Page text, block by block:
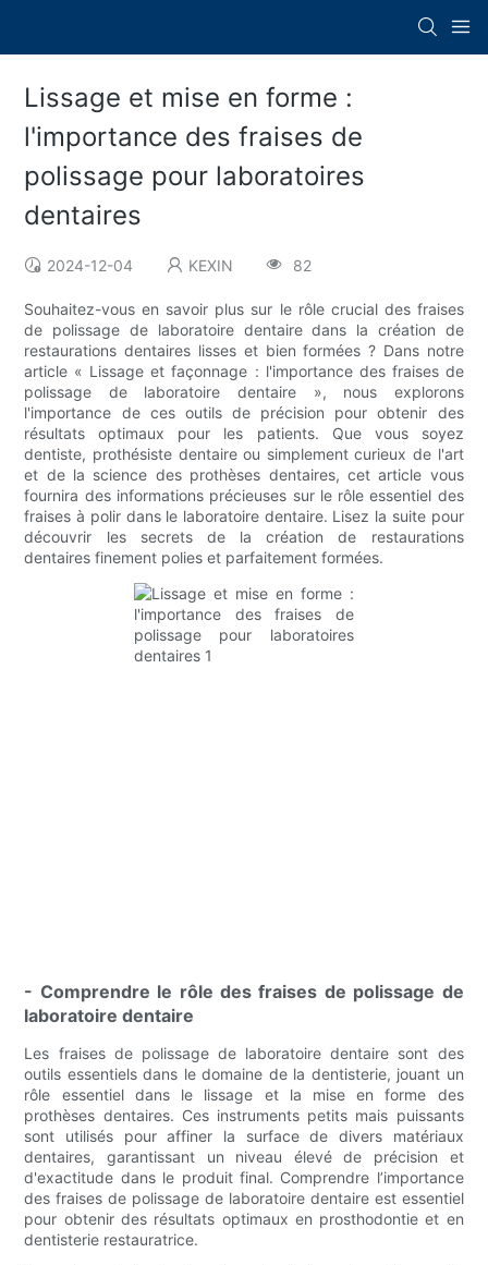
Lissage et mise en forme :
l'importance des fraises de
polissage pour laboratoires
dentaires
2024-12-04 KEXIN 82
Souhaitez-vous en savoir plus sur le rôle crucial des fraises
de polissage de laboratoire dentaire dans la création de
restaurations dentaires lisses et bien formées ? Dans notre
article « Lissage et façonnage : l'importance des fraises de
polissage de laboratoire dentaire », nous explorons
l'importance de ces outils de précision pour obtenir des
résultats optimaux pour les patients. Que vous soyez
dentiste, prothésiste dentaire ou simplement curieux de l'art
et de la science des prothèses dentaires, cet article vous
fournira des informations précieuses sur le rôle essentiel des
fraises à polir dans le laboratoire dentaire. Lisez la suite pour
découvrir les secrets de la création de restaurations
dentaires finement polies et parfaitement formées.
- Comprendre le rôle des fraises de polissage de
laboratoire dentaire
Les fraises de polissage de laboratoire dentaire sont des
outils essentiels dans le domaine de la dentisterie, jouant un
rôle essentiel dans le lissage et la mise en forme des
prothèses dentaires. Ces instruments petits mais puissants
sont utilisés pour affiner la surface de divers matériaux
dentaires, garantissant un niveau élevé de précision et
d'exactitude dans le produit final. Comprendre l’importance
des fraises de polissage de laboratoire dentaire est essentiel
pour obtenir des résultats optimaux en prosthodontie et en
dentisterie restauratrice.